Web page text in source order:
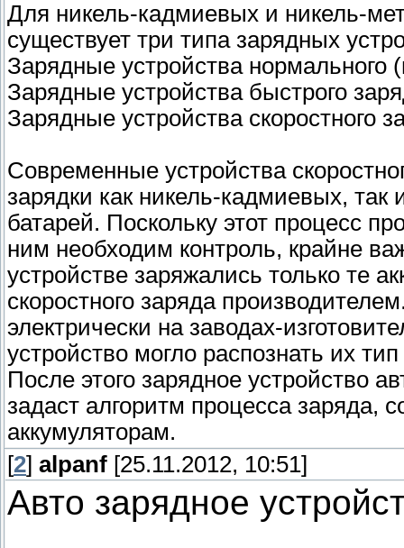
Для никель-кадмиевых и никель-
существует три типа зарядных
Зарядные устройства нормального
Зарядные устройства быстрого
Зарядные устройства скоростного
Современные устройства
зарядки как никель-кадмиевых,
батарей. Поскольку этот процесс
ним необходим контроль, крайне
устройстве заряжались только те
скоростного заряда
электрически на заводах-
устройство могло распознать их
После этого зарядное устройство
задаст алгоритм процесса заряда,
аккумуляторам.
[2] alpanf [25.11.2012, 10:51]
Авто зарядное